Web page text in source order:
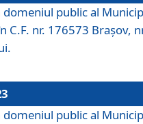
domeniul public al
C.F. nr. 176573 Brașov,
domeniul public al